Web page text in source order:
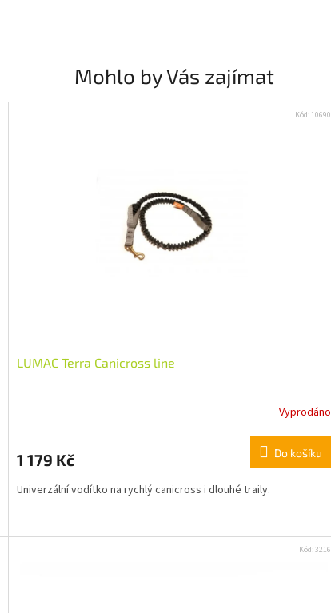
Mohlo by Vás zajímat
LUMAC Terra Canicross line
Vyprodáno
1 179 Kč Do košíku
Univerzální vodítko na rychlý canicross i dlouhé traily.
Kód: 10690
Kód:3216
Přihlašte se k odběru novinek a
získejte 5 % slevu na první nákup :)